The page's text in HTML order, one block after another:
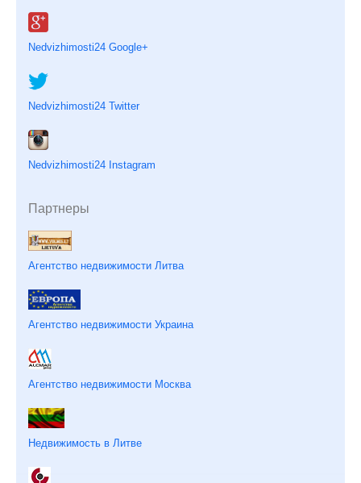
Nedvizhimosti24 Google+
Nedvizhimosti24 Twitter
Nedvizhimosti24 Instagram
Партнеры
Агентство недвижимости Литва
Агентство недвижимости Украина
Агентство недвижимости Москва
Недвижимость в Литве